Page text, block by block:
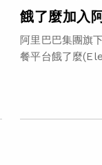
餓了麼加入
阿里巴巴集團旗
餐平台餓了麼